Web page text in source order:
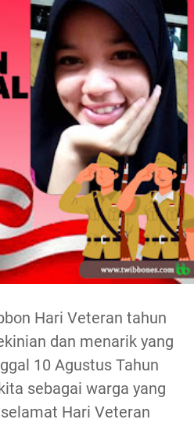
Hari Veteran tahun
dan menarik yang
10 Agustus Tahun
sebagai warga yang
Hari Veteran